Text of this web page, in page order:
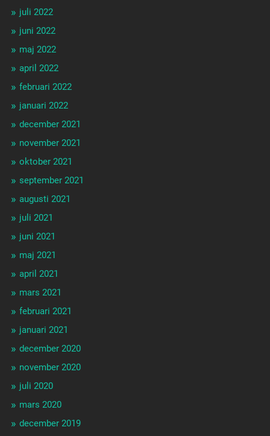
juli 2022
juni 2022
maj 2022
april 2022
februari 2022
januari 2022
december 2021
november 2021
oktober 2021
september 2021
augusti 2021
juli 2021
juni 2021
maj 2021
april 2021
mars 2021
februari 2021
januari 2021
december 2020
november 2020
juli 2020
mars 2020
december 2019